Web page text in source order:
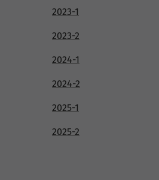
2023-1
2023-2
2024-1
2024-2
2025-1
2025-2